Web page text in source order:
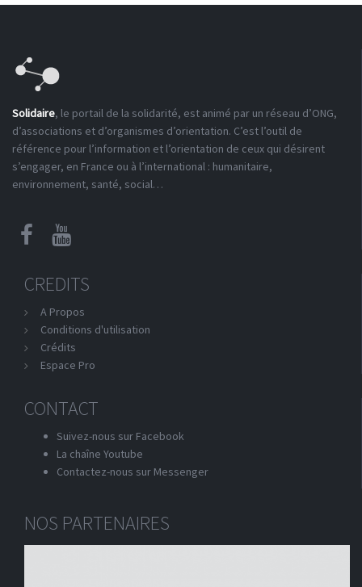
Solidaire, le portail de la solidarité, est animé par un réseau d’ONG,
d’associations et d’organismes d’orientation. C’est l’outil de
référence pour l’information et l’orientation de ceux qui désirent
s’engager, en France ou à l’international : humanitaire,
environnement, santé, social…
CREDITS
A Propos
Conditions d'utilisation
Crédits
Espace Pro
CONTACT
Suivez-nous sur Facebook
La chaîne Youtube
Contactez-nous sur Messenger
NOS PARTENAIRES